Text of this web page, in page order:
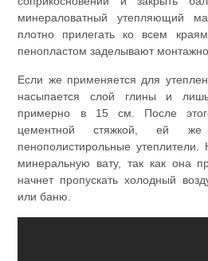
минераловатный утепляющий
плотно прилегать ко всем
пенопластом заделывают
Если же применяется для
насыпается слой глины и
примерно в 15 см. После
цементной стяжкой, ей
пенополистирольные
минеральную вату, так как она
начнет пропускать холодный
или баню.